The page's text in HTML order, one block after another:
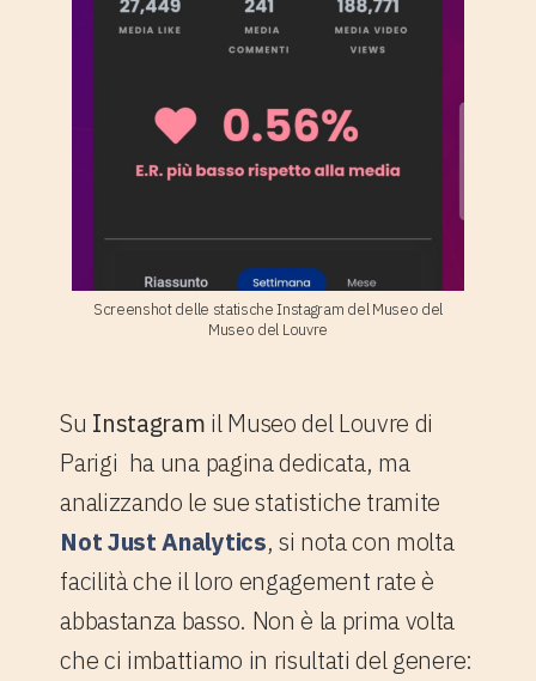
Screenshot delle statische Instagram del Museo del
Museo del Louvre
Su Instagram il Museo del Louvre di
Parigi ha una pagina dedicata, ma
analizzando le sue statistiche tramite
Not Just Analytics, si nota con molta
facilità che il loro engagement rate è
abbastanza basso. Non è la prima volta
che ci imbattiamo in risultati del genere: